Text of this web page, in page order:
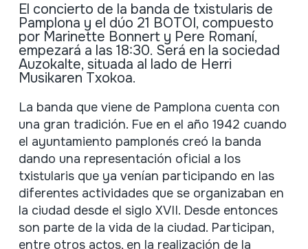
El concierto de la banda de txistularis de
Pamplona y el dúo 21 BOTOI, compuesto
por Marinette Bonnert y Pere Romaní,
empezará a las 18:30. Será en la sociedad
Auzokalte, situada al lado de Herri
Musikaren Txokoa.
Descripción
La banda que viene de Pamplona cuenta con
una gran tradición. Fue en el año 1942 cuando
el ayuntamiento pamplonés creó la banda
dando una representación oficial a los
txistularis que ya venían participando en las
diferentes actividades que se organizaban en
la ciudad desde el siglo XVII. Desde entonces
son parte de la vida de la ciudad. Participan,
entre otros actos, en la realización de la